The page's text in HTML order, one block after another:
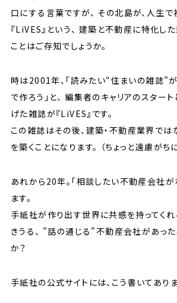
口にする言葉ですが、 その北島が、人生
『LiVES』という、 建築と不動産に特化した
ことはご存知でしょうか。
時は2001年、「読みたい“住まいの雑誌”
で作ろう」と、 編集者のキャリアのスター
げた雑誌が『LiVES』です。
この雑誌はその後、建築・不動産業界で
を築くことになります。 （ちょっと遠慮がち
あれから20年。「相談したい不動産会社が
ます。
手紙社が作り出す世界に共感を持ってくれ
きうる、 ”話の通じる”不動産会社があっ
か？
手紙社の公式サイトには、こう書いてありま